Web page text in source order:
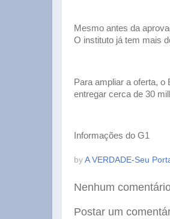
Mesmo antes da
O instituto já tem mais
Para ampliar a oferta, o
entregar cerca de 30
Informações do G1
by A VERDADE-Seu
Nenhum
Postar um